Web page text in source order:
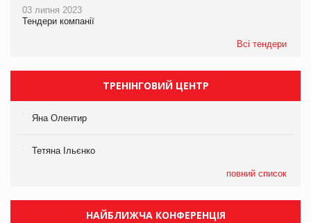
03 липня 2023
Тендери компанії
Всі тендери
ТРЕНІНГОВИЙ ЦЕНТР
Яна Олентир
Тетяна Ільєнко
повний список
НАЙБЛИЖЧА КОНФЕРЕНЦІЯ